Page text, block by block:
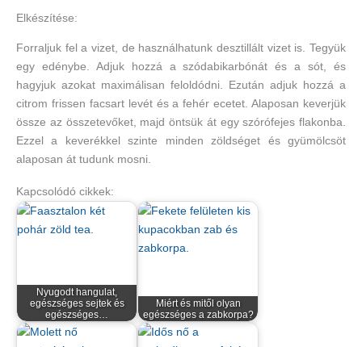
Elkészítése:
Forraljuk fel a vizet, de használhatunk desztillált vizet is. Tegyük
egy edénybe. Adjuk hozzá a szódabikarbónát és a sót, és
hagyjuk azokat maximálisan feloldódni. Ezután adjuk hozzá a
citrom frissen facsart levét és a fehér ecetet. Alaposan keverjük
össze az összetevőket, majd öntsük át egy szórófejes flakonba.
Ezzel a keverékkel szinte minden zöldséget és gyümölcsöt
alaposan át tudunk mosni.
Kapcsolódó cikkek:
Nyugodt hangulat,
egészséges sejtek és
egészséges…
Miért és mitől olyan
egészséges a zabkorpa?